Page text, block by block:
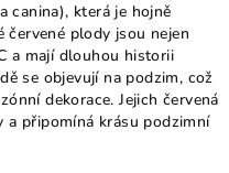
canina), která je hojně
červené plody jsou nejen
a mají dlouhou historii
se objevují na podzim, což
dekorace. Jejich červená
připomíná krásu podzimní